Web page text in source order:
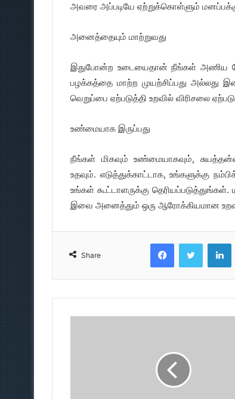
அவரை அப்படியே ஏற்றுக்கொள்ளும்
அனைத்தையும் மாற்றுவது
இதுபோன்ற உடையைதான் நீங்கள் அணிய
பழக்கத்தை மாற்ற முயற்சிப்பது அல்லது
வெறுப்பை ஏற்படுத்தி உறவில் விரிசலை
உண்மையாக இருப்பது
நீங்கள் மிகவும் உண்மையாகவும்,
உதவும். எடுத்துக்காட்டாக, உங்களுக்கு
உங்கள் கூட்டாளருக்கு
இவை அனைத்தும் ஒரு ஆரோக்கியமான
Share
FacebookTwitter